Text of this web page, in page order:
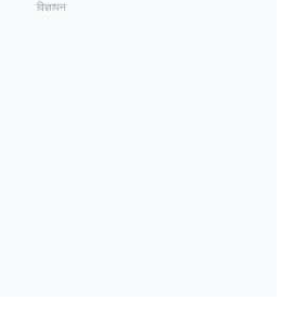
विज्ञापन